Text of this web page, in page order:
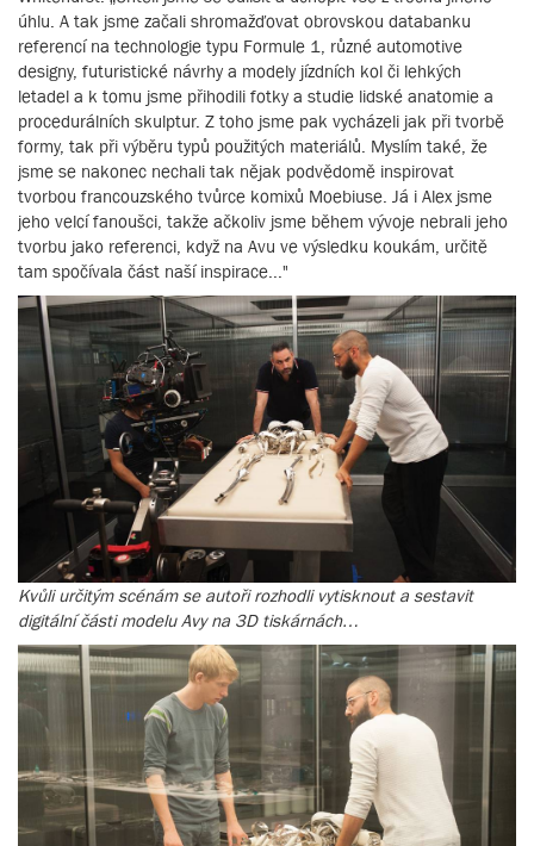
úhlu. A tak jsme začali shromažďovat obrovskou databanku
referencí na technologie typu Formule 1, různé automotive
designy, futuristické návrhy a modely jízdních kol či lehkých
letadel a k tomu jsme přihodili fotky a studie lidské anatomie a
procedurálních skulptur. Z toho jsme pak vycházeli jak při tvorbě
formy, tak při výběru typů použitých materiálů. Myslím také, že
jsme se nakonec nechali tak nějak podvědomě inspirovat
tvorbou francouzského tvůrce komixů Moebiuse. Já i Alex jsme
jeho velcí fanoušci, takže ačkoliv jsme během vývoje nebrali jeho
tvorbu jako referenci, když na Avu ve výsledku koukám, určitě
tam spočívala část naší inspirace..."
Kvůli určitým scénám se autoři rozhodli vytisknout a sestavit
digitální části modelu Avy na 3D tiskárnách…